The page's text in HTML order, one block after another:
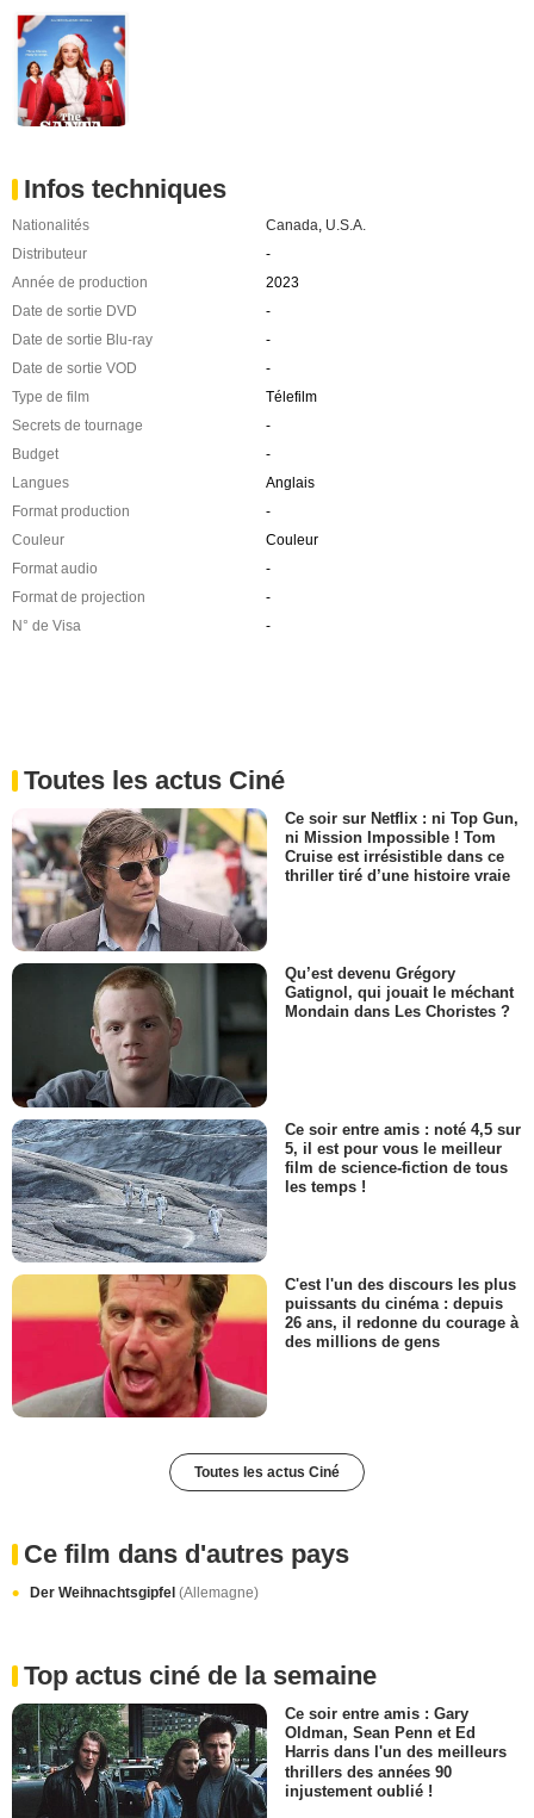
Infos techniques
Nationalités Canada, U.S.A.
Distributeur
-
Année de production
2023
Date de sortie DVD
-
Date de sortie Blu-ray
-
Date de sortie VOD
-
Type de film
Télefilm
Secrets de tournage
-
Budget
-
Langues
Anglais
Format production
-
Couleur
Couleur
Format audio
-
Format de projection
-
N° de Visa
-
Toutes les actus Ciné
Ce soir sur Netflix : ni Top Gun,
ni Mission Impossible ! Tom
Cruise est irrésistible dans ce
thriller tiré d’une histoire vraie
Qu’est devenu Grégory
Gatignol, qui jouait le méchant
Mondain dans Les Choristes ?
Ce soir entre amis : noté 4,5 sur
5, il est pour vous le meilleur
film de science-fiction de tous
les temps !
C'est l'un des discours les plus
puissants du cinéma : depuis
26 ans, il redonne du courage à
des millions de gens
Toutes les actus Ciné
Ce film dans d'autres pays
Der Weihnachtsgipfel (Allemagne)
Top actus ciné de la semaine
Ce soir entre amis : Gary
Oldman, Sean Penn et Ed
Harris dans l'un des meilleurs
thrillers des années 90
injustement oublié !